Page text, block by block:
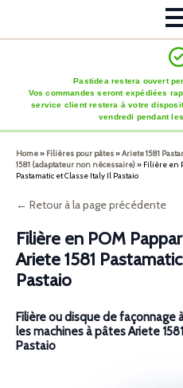
Pastidea restera ouvert
Vos commandes seront expédiées
service client restera à votre
vendredi pendant
Home» Filières pour pâtes»Ariete 1581
1581 (adaptateur non nécessaire)» Filière en
Pastamatic et Classe Italy Il Pastaio
← Retour à la page précédente
Filière en POM
Ariete 1581
Pastaio
Filière ou disque de façonnage
les machines à pâtes Ariete
Pastaio